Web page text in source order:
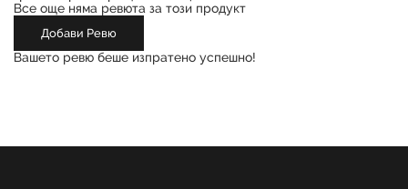
Все още няма ревюта за този продукт
Добави Ревю
Вашето ревю беше изпратено успешно!